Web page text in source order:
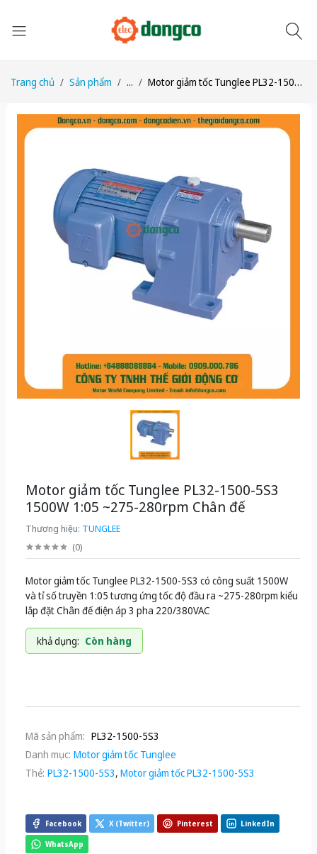
Trang chủ Sản phẩm ... Motor giảm tốc Tunglee PL32-1500-5S3 1500W 1:05 ~275-280rpm Chân đế
Motor giảm tốc Tunglee PL32-1500-5S3
1500W 1:05 ~275-280rpm Chân đế
Thương hiệu: TUNGLEE
(0)
Motor giảm tốc Tunglee PL32-1500-5S3 có công suất 1500W
và tỉ số truyền 1:05 tương ứng tốc độ đầu ra ~275-280rpm kiểu
lắp đặt Chân đế điện áp 3 pha 220/380VAC
khả dụng: Còn hàng
Mã sản phẩm: PL32-1500-5S3
Danh mục: Motor giảm tốc Tunglee
Thẻ: PL32-1500-5S3, Motor giảm tốc PL32-1500-5S3
Facebook X (Twitter) Pinterest LinkedIn
WhatsApp